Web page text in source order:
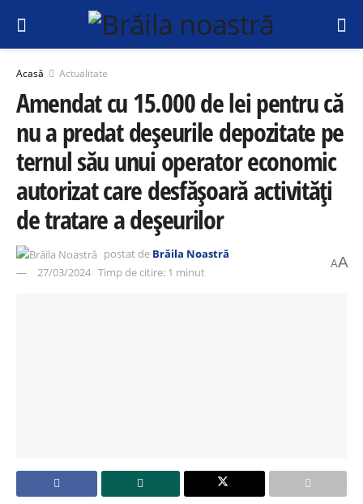
Acasă Actualitate
Amendat cu 15.000 de lei pentru că
nu a predat deșeurile depozitate pe
ternul său unui operator economic
autorizat care desfășoară activități
de tratare a deșeurilor
postat de Brăila Noastră
27/03/2024 Timp de citire: 1 minut
AA